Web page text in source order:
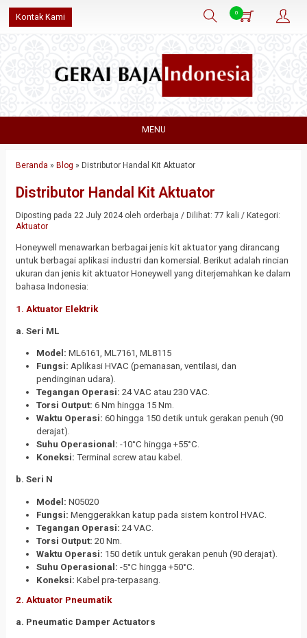
Kontak Kami 0
MENU
Beranda » Blog » Distributor Handal Kit Aktuator
Distributor Handal Kit Aktuator
Diposting pada 22 July 2024 oleh orderbaja / Dilihat: 77 kali / Kategori:
Aktuator
Honeywell menawarkan berbagai jenis kit aktuator yang dirancang
untuk berbagai aplikasi industri dan komersial. Berikut adalah rincian
ukuran dan jenis kit aktuator Honeywell yang diterjemahkan ke dalam
bahasa Indonesia:
1. Aktuator Elektrik
a. Seri ML
Model: ML6161, ML7161, ML8115
Fungsi: Aplikasi HVAC (pemanasan, ventilasi, dan
pendinginan udara).
Tegangan Operasi: 24 VAC atau 230 VAC.
Torsi Output: 6 Nm hingga 15 Nm.
Waktu Operasi: 60 hingga 150 detik untuk gerakan penuh (90
derajat).
Suhu Operasional: -10°C hingga +55°C.
Koneksi: Terminal screw atau kabel.
b. Seri N
Model: N05020
Fungsi: Menggerakkan katup pada sistem kontrol HVAC.
Tegangan Operasi: 24 VAC.
Torsi Output: 20 Nm.
Waktu Operasi: 150 detik untuk gerakan penuh (90 derajat).
Suhu Operasional: -5°C hingga +50°C.
Koneksi: Kabel pra-terpasang.
2. Aktuator Pneumatik
a. Pneumatic Damper Actuators